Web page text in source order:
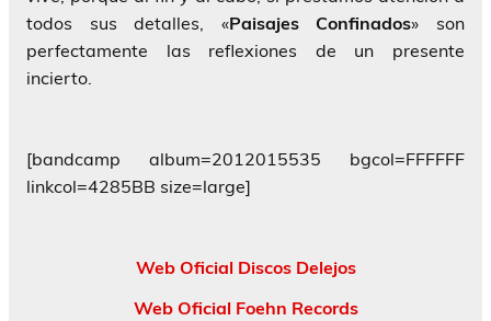
todos sus detalles, «Paisajes Confinados» son
perfectamente las reflexiones de un presente
incierto.
[bandcamp album=2012015535 bgcol=FFFFFF
linkcol=4285BB size=large]
Web Oficial Discos Delejos
Web Oficial Foehn Records